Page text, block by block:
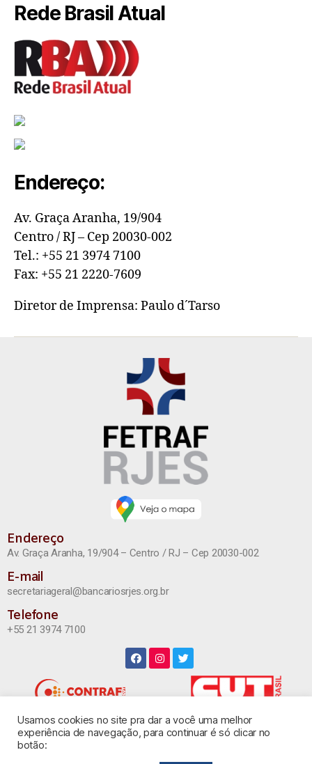
Rede Brasil Atual
Endereço:
Av. Graça Aranha, 19/904
Centro / RJ – Cep 20030-002
Tel.: +55 21 3974 7100
Fax: +55 21 2220-7609
Diretor de Imprensa: Paulo d´Tarso
Endereço
Av. Graça Aranha, 19/904 – Centro / RJ – Cep 20030-002
E-mail
secretariageral@bancariosrjes.org.br
Telefone
+55 21 3974 7100
INSTAGRAM
Usamos cookies no site pra dar a você uma melhor
experiência de navegação, para continuar é só clicar no
botão: